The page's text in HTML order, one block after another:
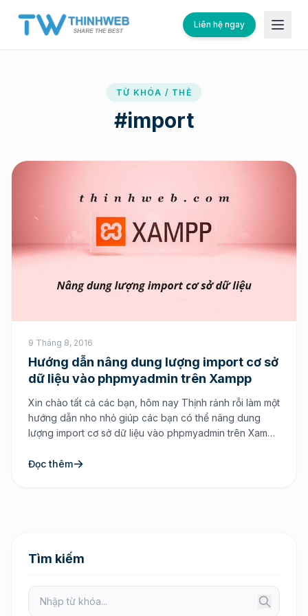
Liên hệ ngay
TỪ KHÓA / THẺ
#import
9 Tháng 8, 2016
Hướng dẫn nâng dung lượng import cơ sở
dữ liệu vào phpmyadmin trên Xampp
Xin chào tất cả các bạn, hôm nay Thịnh rảnh rỗi làm một
hướng dẫn nho nhỏ giúp các bạn có thể nâng dung
lượng import cơ sở dữ liệu vào phpmyadmin trên Xampp
tại sao lại phải nâng dung lượng import […]
Đọc thêm
Tìm kiếm